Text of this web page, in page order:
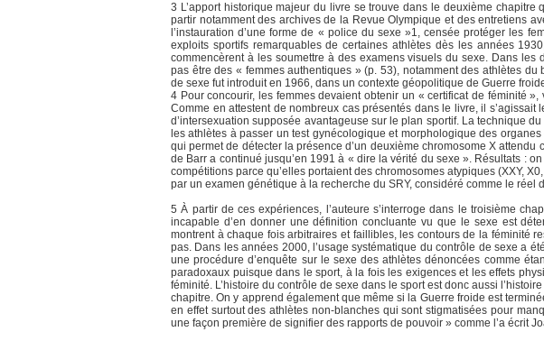
3 L’apport historique majeur du livre se trouve dans le deuxième
partir notamment des archives de la Revue Olympique et des entretiens
l’instauration d’une forme de « police du sexe »1, censée protéger les
exploits sportifs remarquables de certaines athlètes dès les années
commencèrent à les soumettre à des examens visuels du sexe. Dans
pas être des « femmes authentiques » (p. 53), notamment des athlètes
de sexe fut introduit en 1966, dans un contexte géopolitique de Guerre
4 Pour concourir, les femmes devaient obtenir un « certificat de féminité
Comme en attestent de nombreux cas présentés dans le livre, il
d’intersexuation supposée avantageuse sur le plan sportif. La technique
les athlètes à passer un test gynécologique et morphologique des
qui permet de détecter la présence d’un deuxième chromosome X
de Barr a continué jusqu’en 1991 à « dire la vérité du sexe ». Résultats :
compétitions parce qu’elles portaient des chromosomes atypiques (XXY,
par un examen génétique à la recherche du SRY, considéré comme le réel
5 À partir de ces expériences, l’auteure s’interroge dans le troisième
incapable d’en donner une définition concluante vu que le sexe est
montrent à chaque fois arbitraires et faillibles, les contours de la féminité
pas. Dans les années 2000, l’usage systématique du contrôle de sexe a
une procédure d’enquête sur le sexe des athlètes dénoncées comme
paradoxaux puisque dans le sport, à la fois les exigences et les effets
féminité. L’histoire du contrôle de sexe dans le sport est donc aussi
chapitre. On y apprend également que même si la Guerre froide est
en effet surtout des athlètes non-blanches qui sont stigmatisées pour
une façon première de signifier des rapports de pouvoir » comme l’a écrit